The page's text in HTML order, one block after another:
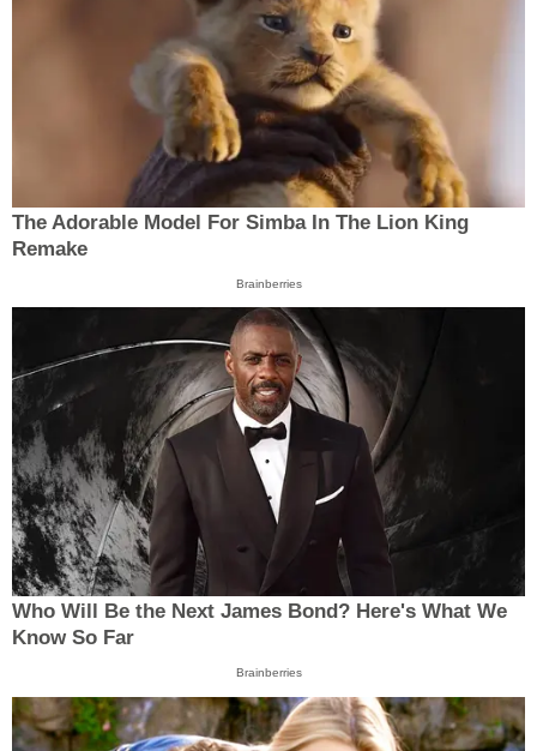
The Adorable Model For Simba In The Lion King
Remake
Brainberries
Who Will Be the Next James Bond? Here's What We
Know So Far
Brainberries